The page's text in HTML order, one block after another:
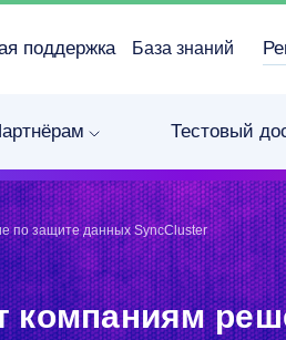
поддержка База знаний
Тестовый
по защите данных SyncCluster
компаниям